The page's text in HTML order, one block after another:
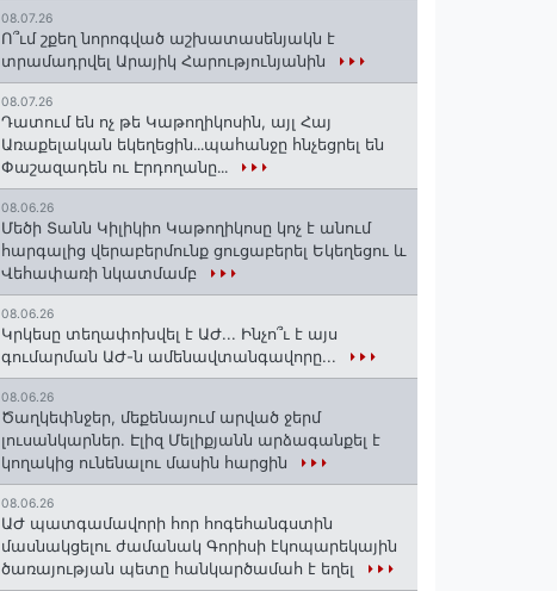
08.07.26
Ո՞ւմ շքեղ նորոգված աշխատասենյակն է
տրամադրվել Արայիկ Հարությունյանին
08.07.26
Դատում են ոչ թե Կաթողիկոսին, այլ Հայ
Առաքելական եկեղեցին․․․պահանջը հնչեցրել են
Փաշազադեն ու Էրդողանը․․․
08.06.26
Մեծի Տանն Կիլիկիո Կաթողիկոսը կոչ է անում
հարգալից վերաբերմունք ցուցաբերել Եկեղեցու և
Վեհափառի նկատմամբ
08.06.26
Կրկեսը տեղափոխվել է ԱԺ... Ինչո՞ւ է այս
գումարման ԱԺ-ն ամենավտանգավորը...
08.06.26
Ծաղկեփնջեր, մեքենայում արված ջերմ
լուսանկարներ. Էլիզ Մելիքյանն արձագանքել է
կողակից ունենալու մասին հարցին
08.06.26
ԱԺ պատգամավորի հոր հոգեհանգստին
մասնակցելու ժամանակ Գորիսի էկոպարեկային
ծառայության պետը հանկարծամահ է եղել